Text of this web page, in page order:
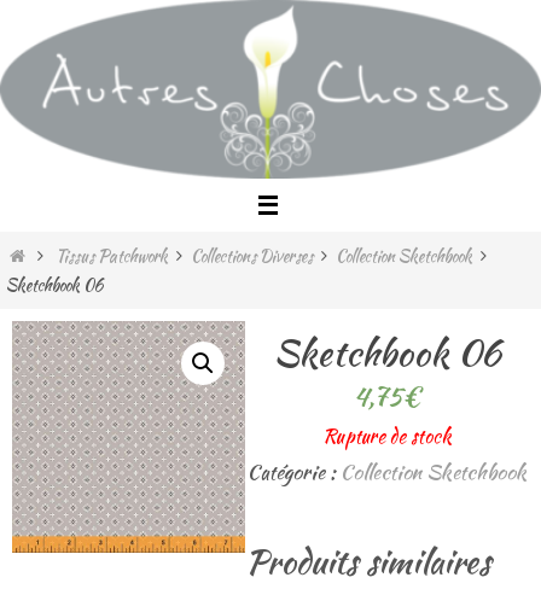
vers
le
contenu
HomeTissus Patchwork Collections Diverses
Collection Sketchbook
Sketchbook 06
Sketchbook 06
4,75€
Rupture de stock
Catégorie : Collection Sketchbook
Produits similaires